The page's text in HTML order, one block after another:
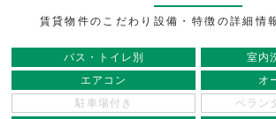
賃貸物件のこだわり設備・特徴の詳細情
バス・トイレ別
室内
エアコン
オ
駐車場付き
ベラン